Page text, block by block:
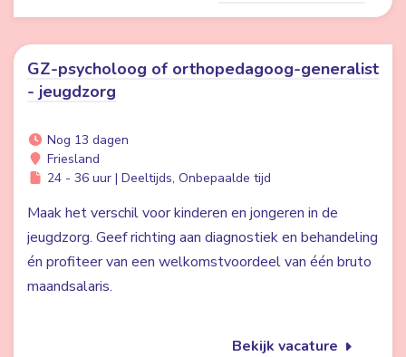
GZ-psycholoog of orthopedagoog-generalist
- jeugdzorg
Nog 13 dagen
Friesland
24 - 36 uur | Deeltijds, Onbepaalde tijd
Maak het verschil voor kinderen en jongeren in de
jeugdzorg. Geef richting aan diagnostiek en behandeling
én profiteer van een welkomstvoordeel van één bruto
maandsalaris.
Bekijk vacature